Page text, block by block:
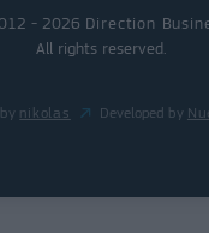
- 2026 Direction
All rights reserved.
nikolas Developed by